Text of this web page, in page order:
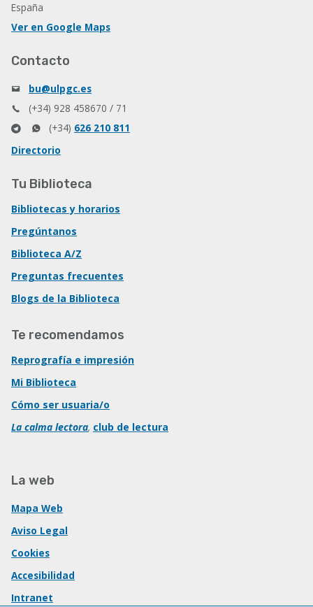
España
Ver en Google Maps
Contacto
bu@ulpgc.es
(+34) 928 458670 / 71
(+34) 626 210 811
Directorio
Tu Biblioteca
Bibliotecas y horarios
Pregúntanos
Biblioteca A/Z
Preguntas frecuentes
Blogs de la Biblioteca
Te recomendamos
Reprografía e impresión
Mi Biblioteca
Cómo ser usuaria/o
La calma lectora, club de lectura
La web
Mapa Web
Aviso Legal
Cookies
Accesibilidad
Intranet